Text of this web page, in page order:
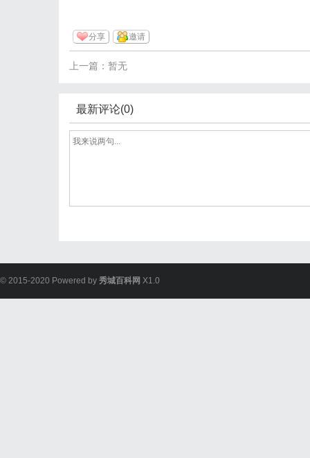
分享 邀请
上一篇：暂无
最新评论(0)
© 2015-2020 Powered by 秀城百科网 X1.0